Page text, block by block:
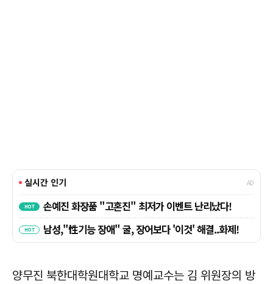
양무진 북한대학원대학교 명예교수는 김 위원장의 방